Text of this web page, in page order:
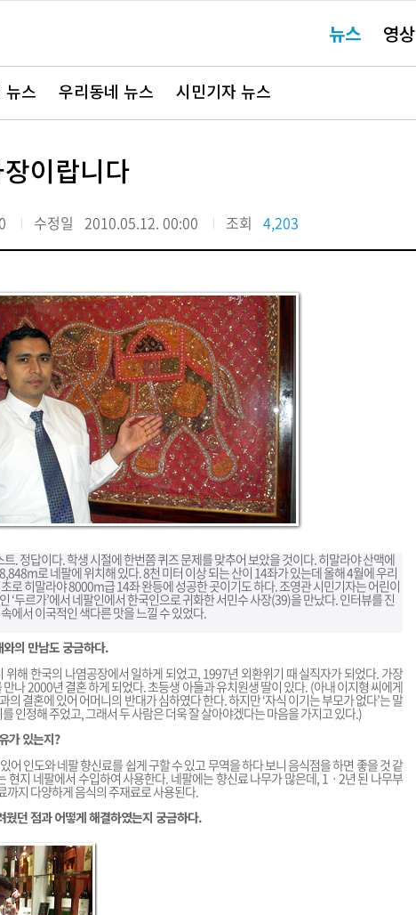
요뉴스 영상
뉴스 우리동네 뉴스 시민기자 뉴스
이랍니다
수정일 2010.05.12. 00:00 조회 4,203
. 정답이다. 학생 시절에 한번쯤 퀴즈 문제를 맞추어 보았을 것이다. 히말라야 산맥에
로 네팔에 위치해 있다. 8천 미터 이상 되는 산이 14좌가 있는데 올해 4월에 우리
로 히말라야 8000m급 14좌 완등에 성공한 곳이기도 하다. 조영관 시민기자는 어린이
‘두르가’에서 네팔인에서 한국인으로 귀화한 서민수 사장(39)을 만났다. 인터뷰를 진
에서 이국적인 색다른 맛을 느낄 수 있었다.
의 만남도 궁금하다.
해 한국의 나염공장에서 일하게 되었고, 1997년 외환위기 때 실직자가 되었다. 가장
나 2000년 결혼 하게 되었다. 초등생 아들과 유치원생 딸이 있다. (아내 이지형 씨에게
의 결혼에 있어 어머니의 반대가 심하였다 한다. 하지만 ‘자식 이기는 부모가 없다’는 말
인정해 주었고, 그래서 두 사람은 더욱 잘 살아야겠다는 마음을 가지고 있다.)
가 있는지?
어 인도와 네팔 향신료를 쉽게 구할 수 있고 무역을 하다 보니 음식점을 하면 좋을 것 같
현지 네팔에서 수입하여 사용한다. 네팔에는 향신료 나무가 많은데, 1ㆍ2년 된 나무부
까지 다양하게 음식의 주재료로 사용된다.
던 점과 어떻게 해결하였는지 궁금하다.